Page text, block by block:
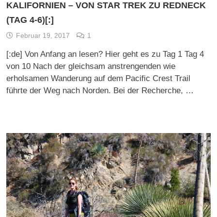
KALIFORNIEN – VON STAR TREK ZU REDNECK
(TAG 4-6)[:]
Februar 19, 2017 1
[:de] Von Anfang an lesen? Hier geht es zu Tag 1 Tag 4
von 10 Nach der gleichsam anstrengenden wie
erholsamen Wanderung auf dem Pacific Crest Trail
führte der Weg nach Norden. Bei der Recherche, …